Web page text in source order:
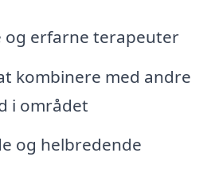
og erfarne terapeuter
kombinere med andre
i området
og helbredende